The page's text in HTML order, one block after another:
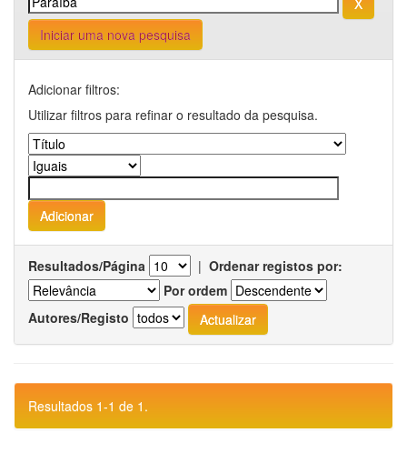
Iniciar uma nova pesquisa
Adicionar filtros:
Utilizar filtros para refinar o resultado da pesquisa.
Resultados/Página | Ordenar registos por:
Por ordem
Autores/Registo
Resultados 1-1 de 1.